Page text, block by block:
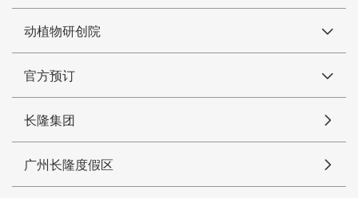
动植物研创院
官方预订
长隆集团
广州长隆度假区